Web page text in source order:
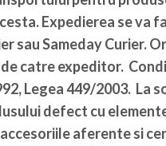
Expedierea se va
sau Sameday Curier.
catre expeditor.
Legea 449/2003. La
defect cu
accesoriile aferente si